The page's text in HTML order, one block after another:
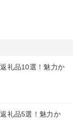
礼品10選！魅力か
礼品5選！魅力か